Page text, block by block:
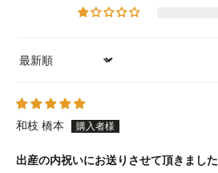
Sort by
和枝 橋本
出産の内祝いにお送りさせて頂きました